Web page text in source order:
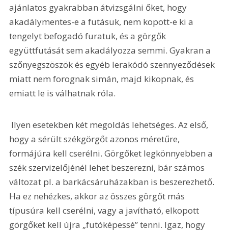
ajánlatos gyakrabban átvizsgálni őket, hogy
akadálymentes-e a futásuk, nem kopott-e ki a
tengelyt befogadó furatuk, és a görgők
együttfutását sem akadályozza semmi. Gyakran a
szőnyegszöszök és egyéb lerakódó szennyeződések
miatt nem forognak simán, majd kikopnak, és
emiatt le is válhatnak róla.
hogy a sérült székgörgőt azonos méretűre,
formájúra kell cserélni. Görgőket legkönnyebben a
szék szervizelőjénél lehet beszerezni, bár számos
változat pl. a barkácsáruházakban is beszerezhető.
Ha ez nehézkes, akkor az összes görgőt más
típusúra kell cserélni, vagy a javítható, elkopott
görgőket kell újra „futóképessé” tenni. Igaz, hogy